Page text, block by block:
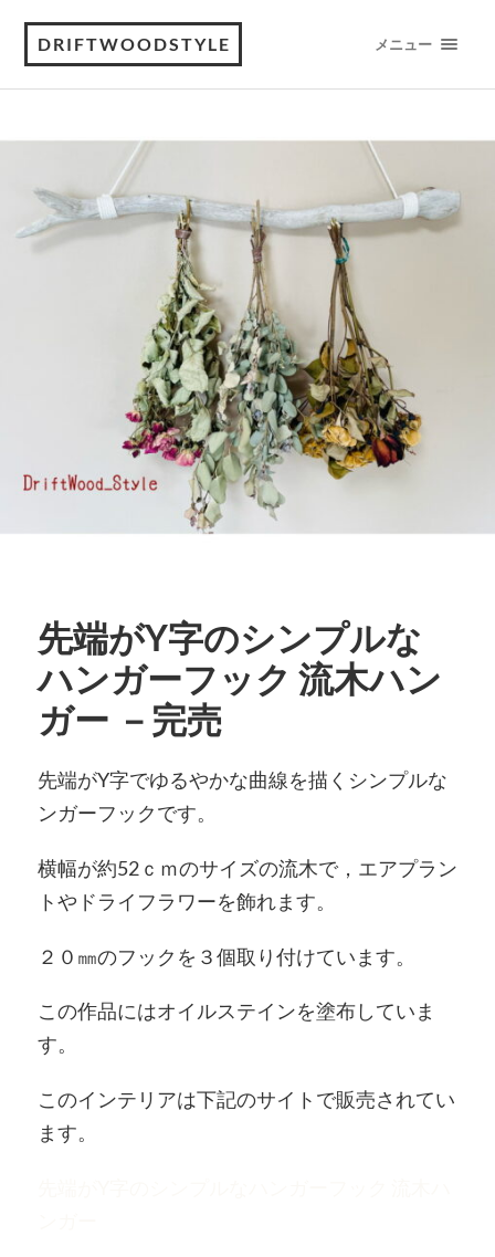
DRIFTWOODSTYLE メニュー
先端がY字のシンプルな
ハンガーフック 流木ハン
ガー －完売
先端がY字でゆるやかな曲線を描くシンプルな
ンガーフックです。
横幅が約52ｃｍのサイズの流木で，エアプラン
トやドライフラワーを飾れます。
２０㎜のフックを３個取り付けています。
この作品にはオイルステインを塗布していま
す。
このインテリアは下記のサイトで販売されてい
ます。